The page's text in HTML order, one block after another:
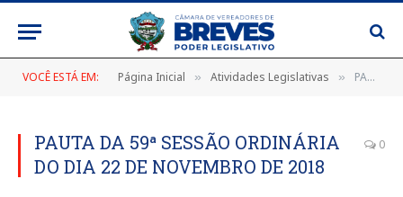
VOCÊ ESTÁ EM: Página Inicial » Atividades Legislativas » PAUTA DA 59ª SESSÃO ORDINÁRIA DO DIA 22 DE NOVEMBRO DE 2018
PAUTA DA 59ª SESSÃO ORDINÁRIA
DO DIA 22 DE NOVEMBRO DE 2018
0